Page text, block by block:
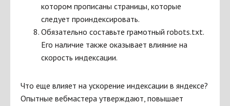
котором прописаны страницы, которые
следует проиндексировать.
Обязательно составьте грамотный robots.txt.
Его наличие также оказывает влияние на
скорость индексации.
Что еще влияет на ускорение индексации в яндексе?
Опытные вебмастера утверждают, повышает